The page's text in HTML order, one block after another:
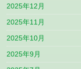
2025年12月
2025年11月
2025年10月
2025年9月